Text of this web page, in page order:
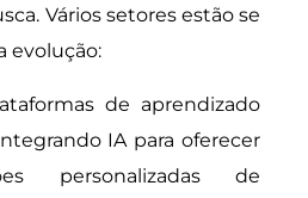
Vários setores estão se
evolução:
de aprendizado
IA para oferecer
personalizadas de